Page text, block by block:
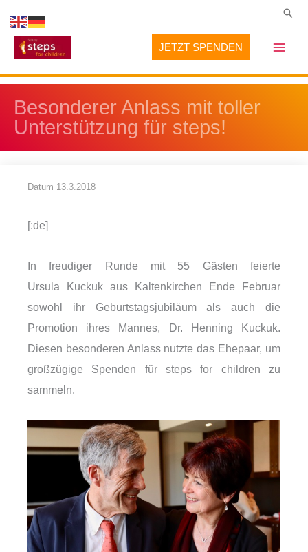
Inhalt
springen
JETZT SPENDEN
Besonderer Anlass mit toller
Unterstützung für steps!
Datum 13.3.2018
[:de]
In freudiger Runde mit 55 Gästen feierte
Ursula Kuckuk aus Kaltenkirchen Ende Februar
sowohl ihr Geburtstagsjubiläum als auch die
Promotion ihres Mannes, Dr. Henning Kuckuk.
Diesen besonderen Anlass nutzte das Ehepaar, um
großzügige Spenden für steps for children zu
sammeln.